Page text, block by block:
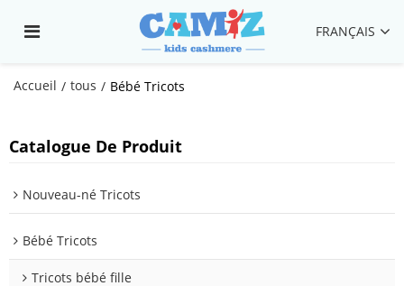
FRANÇAIS
Accueil / tous / Bébé Tricots
Catalogue De Produit
Nouveau-né Tricots
Bébé Tricots
Tricots bébé fille